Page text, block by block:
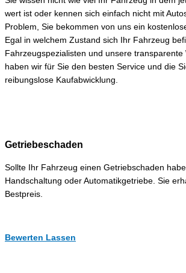
wert ist oder kennen sich einfach nicht mit
Problem, Sie bekommen von uns ein
Egal in welchem Zustand sich Ihr Fahrzeug
Fahrzeugspezialisten und unsere transparente
haben wir für Sie den besten Service und die
reibungslose Kaufabwicklung.
Getriebeschaden
Sollte Ihr Fahrzeug einen Getriebschaden
Handschaltung oder Automatikgetriebe. Sie
Bestpreis.
Bewerten Lassen